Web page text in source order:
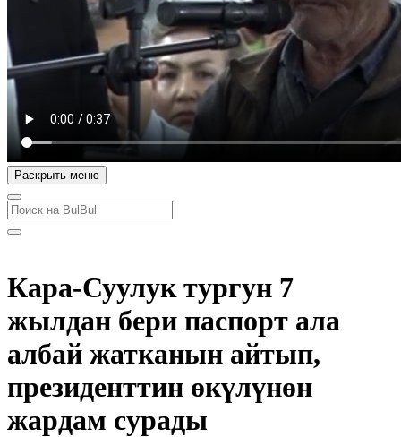
Раскрыть меню
Кара-Суулук тургун 7
жылдан бери паспорт ала
албай жатканын айтып,
президенттин өкүлүнөн
жардам сурады